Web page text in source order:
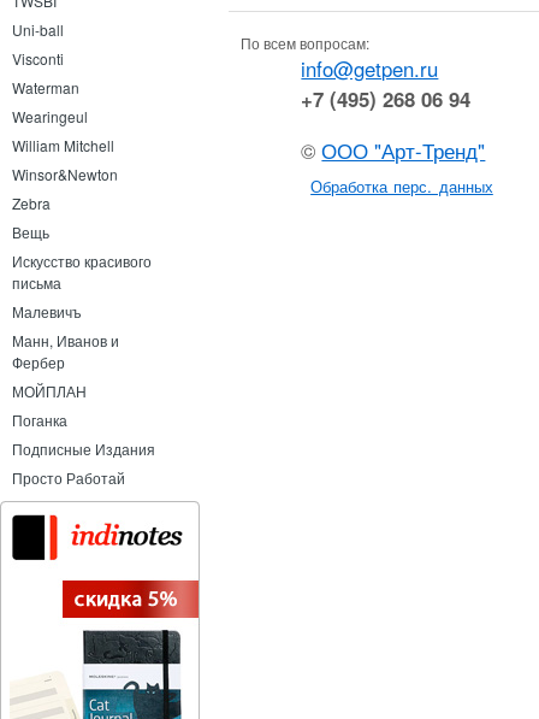
Uni-ball
Visconti
Waterman
Wearingeul
William Mitchell
Winsor&Newton
Zebra
Вещь
Искусство красивого
письма
Малевичъ
Манн, Иванов и
Фербер
МОЙПЛАН
Поганка
Подписные Издания
Просто Работай
По всем вопросам:
info@getpen.ru
+7 (495) 268 06 94
©ООО "Арт-Тренд"
Обработка перс. данных